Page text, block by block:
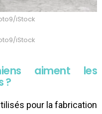
iStock
iStock
aiment les
?
pour la fabrication